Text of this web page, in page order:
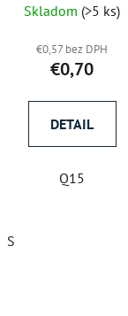
Skladom (>5 ks)
€0,57 bez DPH
€0,70
DETAIL
Q15
S